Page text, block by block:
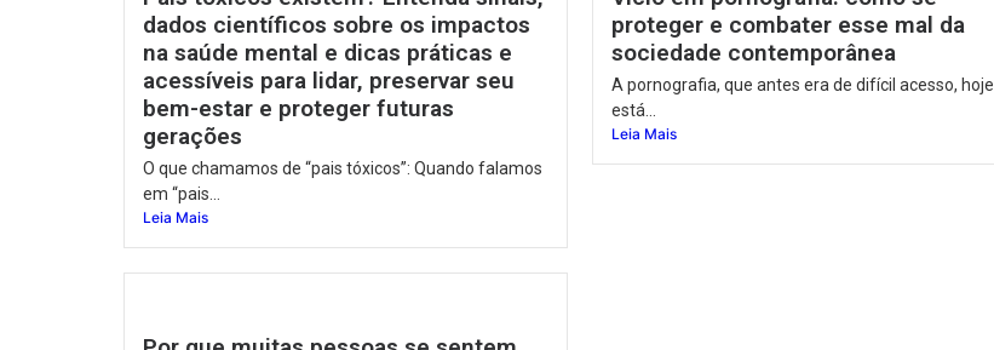
dados científicos sobre os impactos
na saúde mental e dicas práticas e
acessíveis para lidar, preservar seu
bem-estar e proteger futuras
gerações
O que chamamos de “pais tóxicos”: Quando falamos
em “pais...
Leia Mais
proteger e combater esse mal da
sociedade contemporânea
A pornografia, que antes era de difícil acesso, hoje
está...
Leia Mais